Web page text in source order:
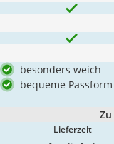
besonders weich
bequeme Passform
Lieferzeit